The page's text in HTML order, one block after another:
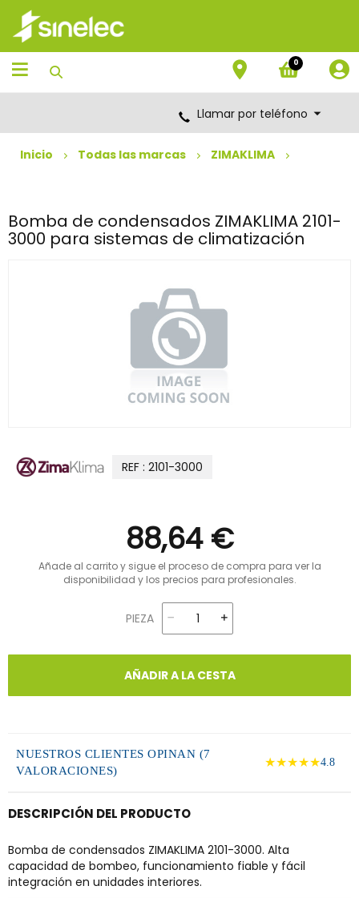
Saltar
contenido
Saltar
menú
de
navegación
0
Llamar por teléfono
Inicio Todas las marcas ZIMAKLIMA
Bomba de condensados ZIMAKLIMA 2101-
3000 para sistemas de climatización
REF : 2101-3000
88,64 €
Añade al carrito y sigue el proceso de compra para ver la
disponibilidad y los precios para profesionales.
PIEZA
AÑADIR A LA CESTA
NUESTROS CLIENTES OPINAN (7
VALORACIONES)
★★★★★4.8
DESCRIPCIÓN DEL PRODUCTO
Bomba de condensados ZIMAKLIMA 2101-3000. Alta
capacidad de bombeo, funcionamiento fiable y fácil
integración en unidades interiores.